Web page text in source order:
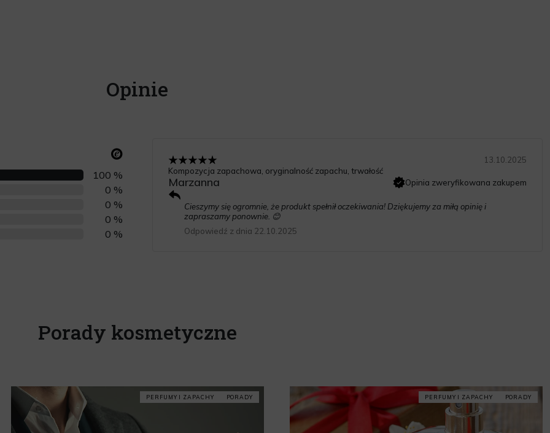
Opinie
0 %
0 %
0 %
0 %
100 %
13.10.2025
Kompozycja zapachowa, oryginalność zapachu, trwałość
Marzanna Opinia zweryfikowana zakupem
Cieszymy się ogromnie, że produkt spełnił oczekiwania! Dziękujemy za miłą opinię i
zapraszamy ponownie. 😊
Odpowiedź z dnia 22.10.2025
Porady kosmetyczne
PERFUMY I ZAPACHY PORADY PERFUMY I ZAPACHY PORADY